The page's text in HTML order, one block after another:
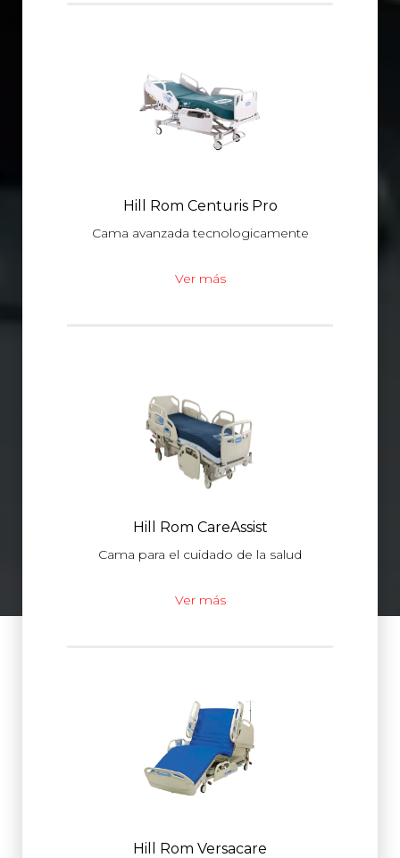
Hill Rom Centuris Pro
Cama avanzada tecnologicamente
Ver más
Hill Rom CareAssist
Cama para el cuidado de la salud
Ver más
Hill Rom Versacare